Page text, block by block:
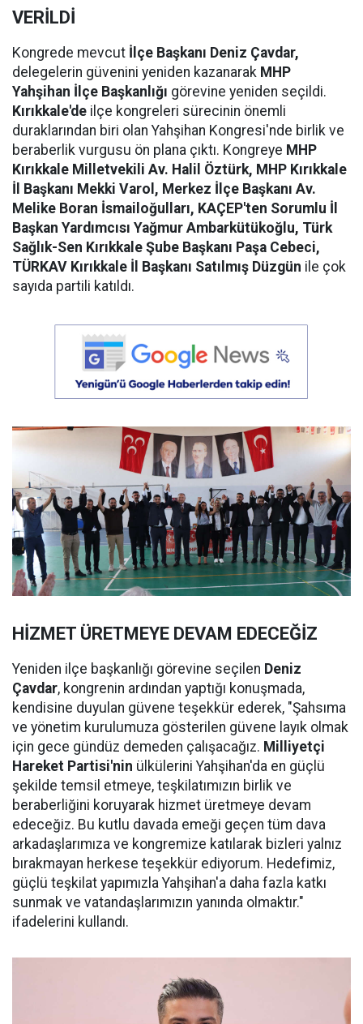
VERİLDİ
Kongrede mevcut İlçe Başkanı Deniz Çavdar,
delegelerin güvenini yeniden kazanarak MHP
Yahşihan İlçe Başkanlığı görevine yeniden seçildi.
Kırıkkale'de ilçe kongreleri sürecinin önemli
duraklarından biri olan Yahşihan Kongresi'nde birlik ve
beraberlik vurgusu ön plana çıktı. Kongreye MHP
Kırıkkale Milletvekili Av. Halil Öztürk, MHP Kırıkkale
İl Başkanı Mekki Varol, Merkez İlçe Başkanı Av.
Melike Boran İsmailoğulları, KAÇEP'ten Sorumlu İl
Başkan Yardımcısı Yağmur Ambarkütükoğlu, Türk
Sağlık-Sen Kırıkkale Şube Başkanı Paşa Cebeci,
TÜRKAV Kırıkkale İl Başkanı Satılmış Düzgün ile çok
sayıda partili katıldı.
HİZMET ÜRETMEYE DEVAM EDECEĞİZ
Yeniden ilçe başkanlığı görevine seçilen Deniz
Çavdar, kongrenin ardından yaptığı konuşmada,
kendisine duyulan güvene teşekkür ederek, "Şahsıma
ve yönetim kurulumuza gösterilen güvene layık olmak
için gece gündüz demeden çalışacağız. Milliyetçi
Hareket Partisi'nin ülkülerini Yahşihan'da en güçlü
şekilde temsil etmeye, teşkilatımızın birlik ve
beraberliğini koruyarak hizmet üretmeye devam
edeceğiz. Bu kutlu davada emeği geçen tüm dava
arkadaşlarımıza ve kongremize katılarak bizleri yalnız
bırakmayan herkese teşekkür ediyorum. Hedefimiz,
güçlü teşkilat yapımızla Yahşihan'a daha fazla katkı
sunmak ve vatandaşlarımızın yanında olmaktır."
ifadelerini kullandı.